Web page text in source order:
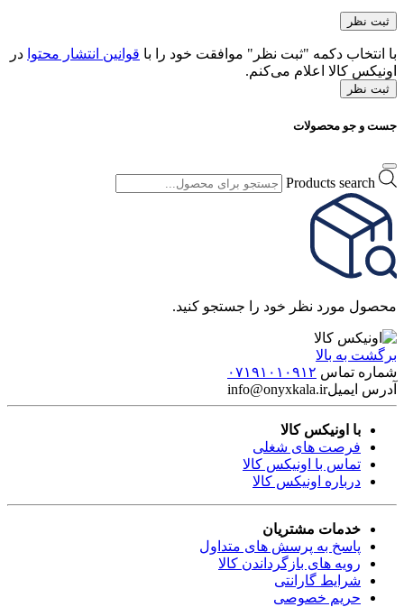
با انتخاب دکمه "ثبت نظر" موافقت خود را با قوانین انتشار محتوا در
اونیکس کالا اعلام می‌کنم.
ثبت نظر
جست و جو محصولات
Products search
محصول مورد نظر خود را جستجو کنید.
برگشت به بالا
شماره تماس ۰۷۱۹۱۰۱۰۹۱۲
آدرس ایمیلinfo@onyxkala.ir
با اونیکس کالا
فرصت های شغلی
تماس با اونیکس کالا
درباره اونیکس کالا
خدمات مشتریان
پاسخ به پرسش های متداول
رویه های بازگرداندن کالا
شرایط گارانتی
حریم خصوصی